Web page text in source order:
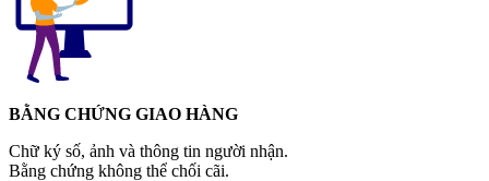
BẰNG CHỨNG GIAO HÀNG
Chữ ký số, ảnh và thông tin người nhận.
Bằng chứng không thể chối cãi.